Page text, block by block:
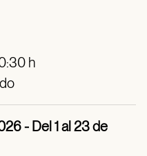
h
- Del 1 al 23 de